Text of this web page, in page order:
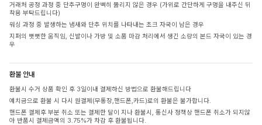
거래처 공정 과정 중 단추구멍이 완벽히 뚫리지 않은 경우 (가위로 간단하게 구멍을 내주신 뒤
착용 부탁드립니다)
워싱 과정 중 발생하는 냄새와 단추 위치를 나타내는 초크 자국이 남은 경우
지퍼의 뻣뻣한 움직임, 신발이나 가방 및 소품 마감 처리에서 생긴 소량의 본드 자국이 있는 경
우
환불 안내
환불시 수거 상품 확인 후 3일이내 결제하신 방법으로 환불해드립니다
예치금으로 환불 시 다시 원결제(무통장,핸드폰,카드)로의 환불은 불가합니다.
핸드폰 결제후 부분 취소 또는 결제한 달이 지나 환불시, 통신사 정책상 핸드폰 취소가 되지않
아 반품시 결제금액의 3.75%가 차감 후 환불됩니다.